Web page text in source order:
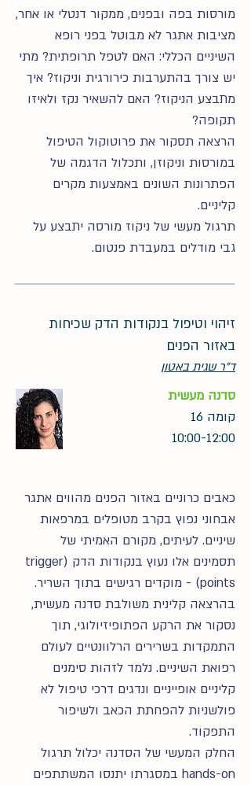
מורסות בפה ובפנים, ממקור דנטלי או אחר,
מציבות אתגר לא מבוטל בפני רופא
השיניים הכללי: האם לטפל תרופתית? מתי
יש צורך בהתערבות כירורגית וניקוז? איך
מתבצע הניקוז? האם להשאיר נקז ולאיזו
תקופה?
הרצאה תסקור את פרוטוקול הטיפול
במורסות וניקוזן, ותכלול הדגמה של
הפתרונות השונים באמצעות מקרים
קליניים.
תרגול מעשי של ניקוז מורסה יתבצע על
גבי מודלים במעבדת פנטום.
זיהוי וטיפול בנקודות הדק שכיחות
באזור הפנים
ד"ר שגית באטון
סדנה מעשית
קומה 16
10:00-12:00
כאבים כרוניים באזור הפנים מהווים אתגר
אבחוני נפוץ בקרב מטופלים במרפאות
שיניים. לעיתים, מקורם האמיתי של
תסמינים אלו נעוץ בנקודות הדק (trigger
points) - מוקדים רגישים בתוך השריר.
בהרצאה קלינית משולבת סדנה מעשית,
נסקור את הרקע הפתופיזיולוגי, תוך
התמקדות בשרירים הרלוונטיים לעולם
רפואת השיניים. נלמד לזהות סימנים
קליניים אופייניים ונדגים דרכי טיפול לא
פולשניות להפחתת הכאב ולשיפור
התפקוד.
החלק המעשי של הסדנה יכלול תרגול
hands-on במסגרתו יתנסו המשתתפים